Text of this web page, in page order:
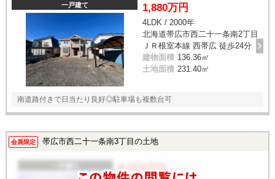
一戸建て 1,880万円
4LDK / 2000年
北海道帯広市西二十一条南2丁目
ＪＲ根室本線 西帯広 徒歩24分
建物面積 136.36㎡
土地面積 231.40㎡
南道路付きで日当たり良好◎駐車場も複数台可
会員限定 帯広市西二十一条南3丁目の土地